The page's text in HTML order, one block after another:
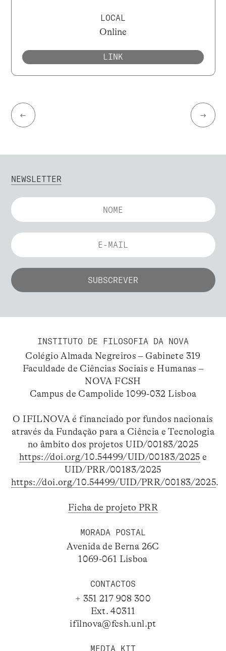
LOCAL
Online
LINK
← →
NEWSLETTER
INSTITUTO DE FILOSOFIA DA NOVA
Colégio Almada Negreiros – Gabinete 319
Faculdade de Ciências Sociais e Humanas –
NOVA FCSH
Campus de Campolide 1099-032 Lisboa
O IFILNOVA é financiado por fundos nacionais
através da Fundação para a Ciência e Tecnologia
no âmbito dos projetos UID/00183/2025
https://doi.org/10.54499/UID/00183/2025 e
UID/PRR/00183/2025
https://doi.org/10.54499/UID/PRR/00183/2025.
Ficha de projeto PRR
MORADA POSTAL
Avenida de Berna 26C
1069-061 Lisboa
CONTACTOS
+ 351 217 908 300
Ext. 40311
ifilnova@fcsh.unl.pt
MEDIA KIT